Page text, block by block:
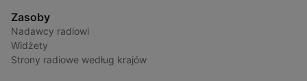
Zasoby
Nadawcy radiowi
Widżety
Strony radiowe według krajów